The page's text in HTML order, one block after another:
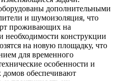
дополнительными
и шумоизоляция, что
проживающих на
конструкции
на новую площадку, что
для временного
особенности и
обеспечивают